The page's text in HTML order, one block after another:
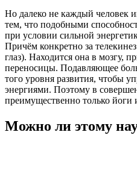
Но далеко не каждый человек
тем, что подобными
при условии сильной
Причём конкретно за
глаз). Находится она в мозгу,
переносицы. Подавляющее
того уровня развития, чтобы
энергиями. Поэтому в
преимущественно только
Можно ли этому